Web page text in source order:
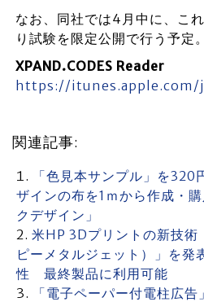
なお、同社では4月中に、こ
り試験を限定公開で行う予定。
XPAND.CODES Reader
https://
関連記事:
「色見本サンプル」を
ザインの布を1ｍから作成・
クデザイン」
米HP 3Dプリントの新技
ピーメタルジェット）」を
性 最終製品に利用可能
「電子ペーパー付電柱広